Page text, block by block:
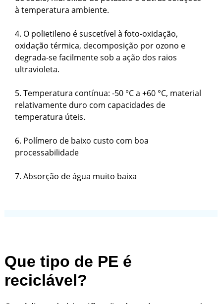
à temperatura ambiente.
4. O polietileno é suscetível à foto-oxidação,
oxidação térmica, decomposição por ozono e
degrada-se facilmente sob a ação dos raios
ultravioleta.
5. Temperatura contínua: -50 °C a +60 °C, material
relativamente duro com capacidades de
temperatura úteis.
6. Polímero de baixo custo com boa
processabilidade
7. Absorção de água muito baixa
Que tipo de PE é
reciclável?